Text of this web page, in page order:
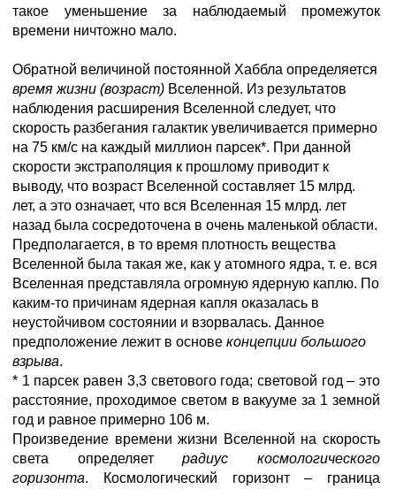
такое уменьшение за наблюдаемый промежуток
времени ничтожно мало.
Обратной величиной постоянной Хаббла определяется
время жизни (возраст) Вселенной. Из результатов
наблюдения расширения Вселенной следует, что
скорость разбегания галактик увеличивается примерно
на 75 км/с на каждый миллион парсек*. При данной
скорости экстраполяция к прошлому приводит к
выводу, что возраст Вселенной составляет 15 млрд.
лет, а это означает, что вся Вселенная 15 млрд. лет
назад была сосредоточена в очень маленькой области.
Предполагается, в то время плотность вещества
Вселенной была такая же, как у атомного ядра, т. е. вся
Вселенная представляла огромную ядерную каплю. По
каким-то причинам ядерная капля оказалась в
неустойчивом состоянии и взорвалась. Данное
предположение лежит в основе концепции большого
взрыва.
* 1 парсек равен 3,3 светового года; световой год – это
расстояние, проходимое светом в вакууме за 1 земной
год и равное примерно 106 м.
Произведение времени жизни Вселенной на скорость
света определяетрадиус космологического
горизонта. Космологический горизонт – граница